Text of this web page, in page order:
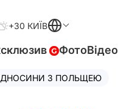
+30 КИЇВ
ФотоВідео
З ПОЛЬЩЕЮ